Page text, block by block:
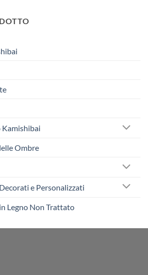
Kamishibai
Ombre
e Personalizzati
Legno Non Trattato